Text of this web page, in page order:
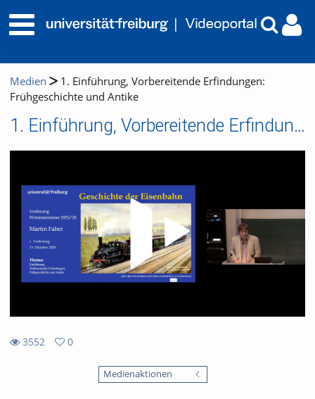
Medien
1. Einführung, Vorbereitende Erfindungen:
Frühgeschichte und Antike
1. Einführung, Vorbereitende Erfindungen: Frühgeschichte und Antike
3552
0
Medienaktionen